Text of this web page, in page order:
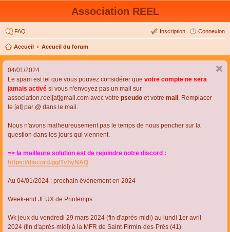
Association REEL
FAQ Connexion
Inscription
Accueil Accueil du forum
04/01/2024 :
Le spam est tel que vous pouvez considérer que votre compte ne sera
jamais activé si vous n'envoyez pas un mail sur
association.reel[at]gmail.com avec votre pseudo et votre mail . Remplacer
le [at] par @ dans le mail.
Nous n'avons malheureusement pas le temps de nous pencher sur la
question dans les jours qui viennent.
=> la meilleure solution est de rejoindre notre discord :
https://discord.gg/TvhyNAQ
Au 04/01/2024 : prochain évènement en 2024
Week-end JEUX de Printemps :
Wk jeux du vendredi 29 mars 2024 (fin d'après-midi) au lundi 1er avril
2024 (fin d'après-midi) à la MFR de Saint-Firmin-des-Près (41)